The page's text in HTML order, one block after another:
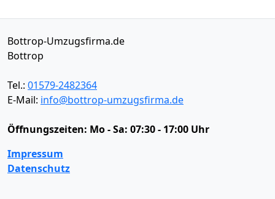
Bottrop-Umzugsfirma.de
Bottrop
Tel.: 01579-2482364
E-Mail: info@bottrop-umzugsfirma.de
Öffnungszeiten: Mo - Sa: 07:30 - 17:00 Uhr
Impressum
Datenschutz